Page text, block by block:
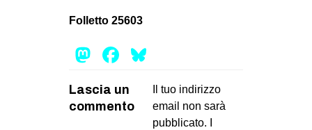
Folletto 25603
Mastodon
Facebook
Lascia un
commento
Il tuo indirizzo
email non sarà
pubblicato.